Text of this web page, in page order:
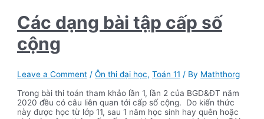
Các dạng bài tập cấp số
cộng
Leave a Comment /Ôn thi đại học,Toán 11 / By Maththorg
Trong bài thi toán tham khảo lần 1, lần 2 của BGD&ĐT năm
2020 đều có câu liên quan tới cấp số cộng. Do kiến thức
này được học từ lớp 11, sau 1 năm học sinh hay quên hoặc